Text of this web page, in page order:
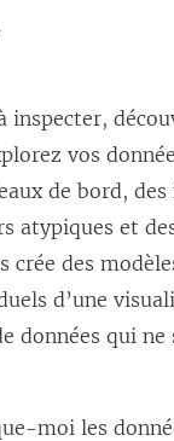
inspecter,
vos
de bord, des
atypiques et
crée des
d’une
données qui
moi les